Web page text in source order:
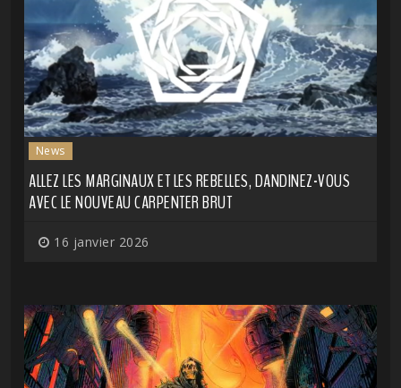
News
ALLEZ LES MARGINAUX ET LES REBELLES, DANDINEZ-VOUS
AVEC LE NOUVEAU CARPENTER BRUT
16 janvier 2026